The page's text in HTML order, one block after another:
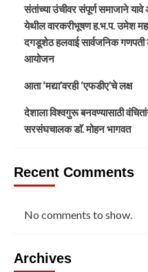
संतांच्या उंचीवर संपूर्ण समाजाने
येथील वारकरीभूषण ह.भ.प. उमेश
दगडूशेठ हलवाई सार्वजनिक
आयोजन
आता ‘मद्या’वरही ‘एफडीए’चे लक्ष
देशाला विश्वगुरू बनवण्यासाठी
सरसंघचालक डाॅ. मोहन भागवत
Recent Comments
No comments to show.
Archives